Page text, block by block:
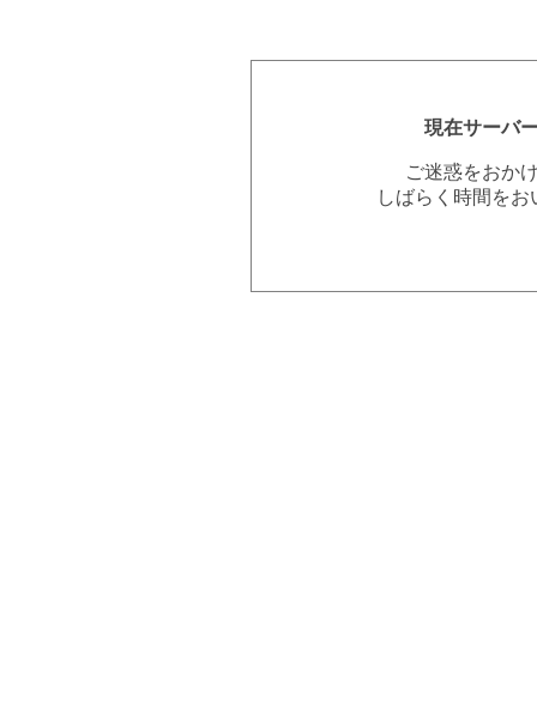
現在サーバ
ご迷惑をおか
しばらく時間を